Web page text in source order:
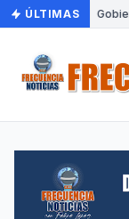
ÚLTIMAS